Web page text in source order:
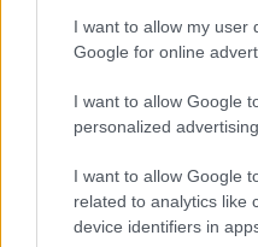
I want to allow my user
Google for online
I want to allow Google
personalized advertising.
I want to allow Google
related to analytics like
device identifiers in